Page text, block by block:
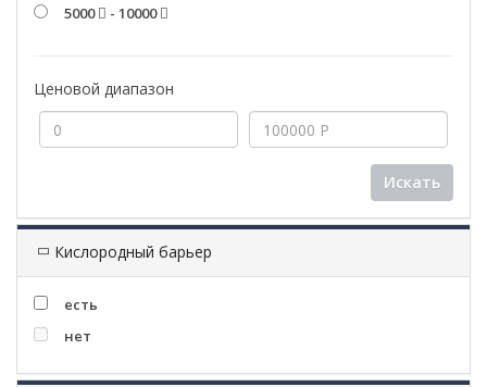
5000
- 10000
Ценовой диапазон
Искать
Кислородный барьер
есть
нет